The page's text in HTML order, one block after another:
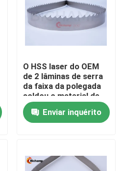
O HSS laser do OEM
de 2 lâminas de serra
da faixa da polegada
soldou o material de
aço de alta velocidade
Enviar inquérito